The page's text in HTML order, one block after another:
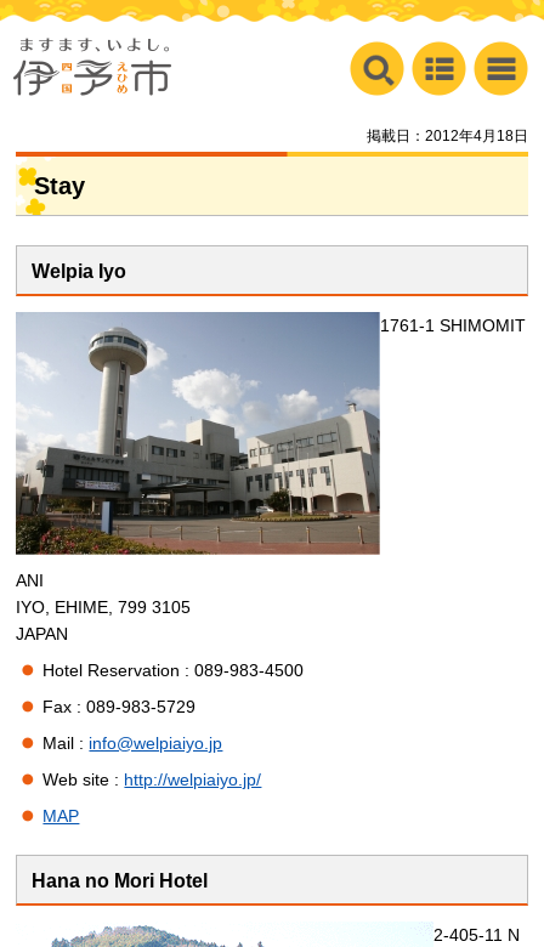
掲載日：2012年4月18日
Stay
Welpia Iyo
1761-1 SHIMOMIT
ANI
IYO, EHIME, 799 3105
JAPAN
Hotel Reservation : 089-983-4500
Fax : 089-983-5729
Mail : info@welpiaiyo.jp
Web site : http://welpiaiyo.jp/
MAP
Hana no Mori Hotel
2-405-11 N